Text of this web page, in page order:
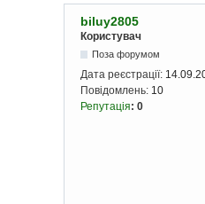
biluy2805
Користувач
Поза форумом
Дата реєстрації:
Повідомлень: 10
Репутація: 0